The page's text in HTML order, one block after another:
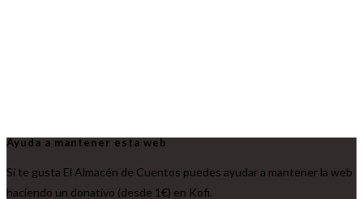
Ayuda a mantener esta web
Si te gusta El Almacén de Cuentos puedes ayudar a mantener la web
haciendo un donativo (desde 1€) en Kofi.